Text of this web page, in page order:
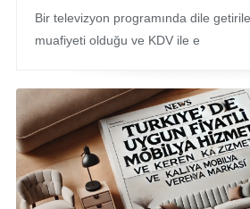
Bir televizyon programında dile
muafiyeti olduğu ve KDV ile e